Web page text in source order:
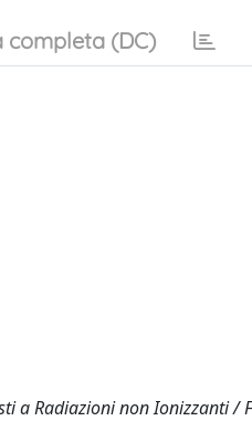
completa (DC)
Radiazioni non Ionizzanti /